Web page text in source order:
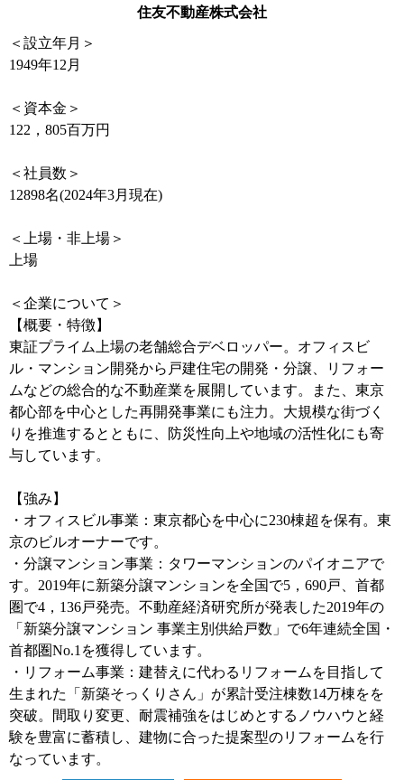
住友不動産株式会社
＜設立年月＞
1949年12月
＜資本金＞
122，805百万円
＜社員数＞
12898名(2024年3月現在)
＜上場・非上場＞
上場
＜企業について＞
【概要・特徴】
東証プライム上場の老舗総合デベロッパー。オフィスビ
ル・マンション開発から戸建住宅の開発・分譲、リフォー
ムなどの総合的な不動産業を展開しています。また、東京
都心部を中心とした再開発事業にも注力。大規模な街づく
りを推進するとともに、防災性向上や地域の活性化にも寄
与しています。
【強み】
・オフィスビル事業：東京都心を中心に230棟超を保有。東
京のビルオーナーです。
・分譲マンション事業：タワーマンションのパイオニアで
す。2019年に新築分譲マンションを全国で5，690戸、首都
圏で4，136戸発売。不動産経済研究所が発表した2019年の
「新築分譲マンション 事業主別供給戸数」で6年連続全国・
首都圏No.1を獲得しています。
・リフォーム事業：建替えに代わるリフォームを目指して
生まれた「新築そっくりさん」が累計受注棟数14万棟をを
突破。間取り変更、耐震補強をはじめとするノウハウと経
験を豊富に蓄積し、建物に合った提案型のリフォームを行
なっています。